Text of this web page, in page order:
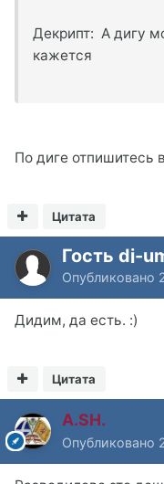
Декрипт: А дигу
кажется
По диге отпишитесь
Цитата
Гость dj-
Опубликовано
Дидим, да есть. :)
Цитата
A.SH.
Опубликовано